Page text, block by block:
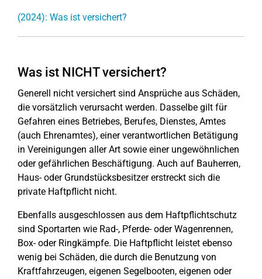
(2024): Was ist versichert?
Was ist NICHT versichert?
Generell nicht versichert sind Ansprüche aus Schäden,
die vorsätzlich verursacht werden. Dasselbe gilt für
Gefahren eines Betriebes, Berufes, Dienstes, Amtes
(auch Ehrenamtes), einer verantwortlichen Betätigung
in Vereinigungen aller Art sowie einer ungewöhnlichen
oder gefährlichen Beschäftigung. Auch auf Bauherren,
Haus- oder Grundstücksbesitzer erstreckt sich die
private Haftpflicht nicht.
Ebenfalls ausgeschlossen aus dem Haftpflichtschutz
sind Sportarten wie Rad-, Pferde- oder Wagenrennen,
Box- oder Ringkämpfe. Die Haftpflicht leistet ebenso
wenig bei Schäden, die durch die Benutzung von
Kraftfahrzeugen, eigenen Segelbooten, eigenen oder